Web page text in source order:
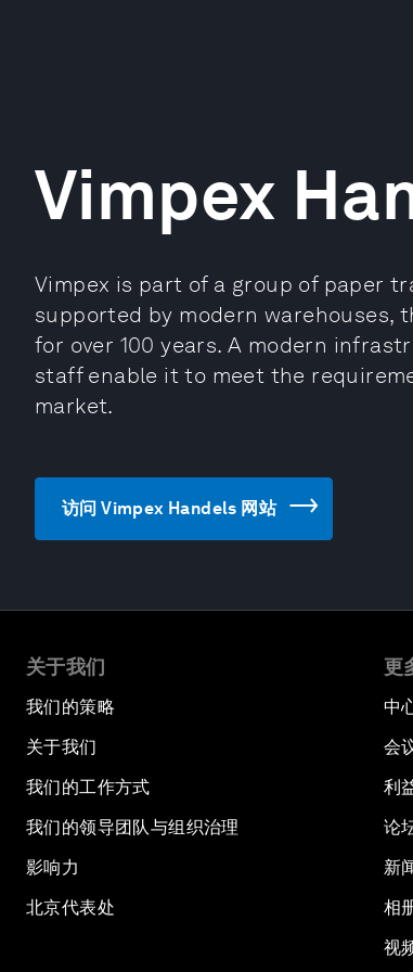
Vimpex
Vimpex is part of a group of paper
supported by modern warehouses,
for over 100 years. A modern
staff enable it to meet the
market.
访问 Vimpex Handels 网站
关于我们
我们的策略
关于我们
我们的工作方式
我们的领导团队与组织治理
影响力
北京代表处
更
中
会
利
论
新
相
视